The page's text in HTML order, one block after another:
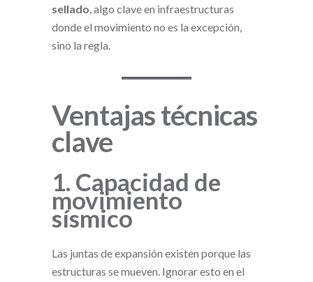
sellado, algo clave en infraestructuras
donde el movimiento no es la excepción,
sino la regla.
Ventajas técnicas
clave
1. Capacidad de
movimiento
sísmico
Las juntas de expansión existen porque las
estructuras se mueven. Ignorar esto en el